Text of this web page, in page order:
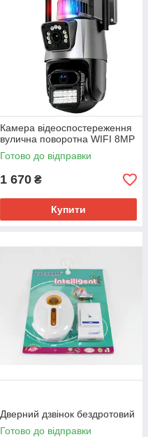
Камера відеоспостереження
вулична поворотна WIFI 8MP
Готово до відправки
1 670 ₴
Купити
Дверний дзвінок бездротовий
Готово до відправки